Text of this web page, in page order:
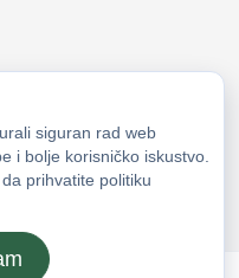
Sva prava zadržana
siguran rad web
i bolje korisničko iskustvo.
prihvatite politiku